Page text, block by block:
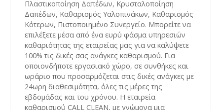
Πλαστικοποίηση Δαπέδων, Κρυσταλοποίηση
Δαπέδων, Καθαρισμός Υαλοπινάκων, Καθαρισμός
Κότερων, Πιστοποιημένο Συνεργείο. Μπορείτε να
επιλέξετε μέσα από ένα ευρύ φάσμα υπηρεσιών
καθαριότητας της εταιρείας μας για να καλύψετε
100% τις δικές σας ανάγκες καθαρισμού. Για
οποιονδήποτε εργασιακό χώρο, σε συνθήκες και
ωράριο που προσαρμόζεται στις δικές ανάγκες με
24ωρη διαθεσιμότητα, όλες τις μέρες της
εβδομάδας και του χρόνου. Η εταιρεία
καθαρισμού CALL CLEAN, με γνώμονα μια